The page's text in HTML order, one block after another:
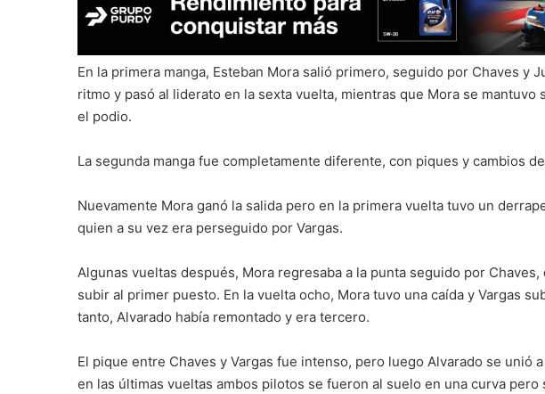
En la primera manga, Esteban Mora salió primero, seguido por Chaves y
ritmo y pasó al liderato en la sexta vuelta, mientras que Mora se mantuvo
el podio.
La segunda manga fue completamente diferente, con piques y cambios
Nuevamente Mora ganó la salida pero en la primera vuelta tuvo un
quien a su vez era perseguido por Vargas.
Algunas vueltas después, Mora regresaba a la punta seguido por
subir al primer puesto. En la vuelta ocho, Mora tuvo una caída y Vargas
tanto, Alvarado había remontado y era tercero.
El pique entre Chaves y Vargas fue intenso, pero luego Alvarado se unió
en las últimas vueltas ambos pilotos se fueron al suelo en una curva